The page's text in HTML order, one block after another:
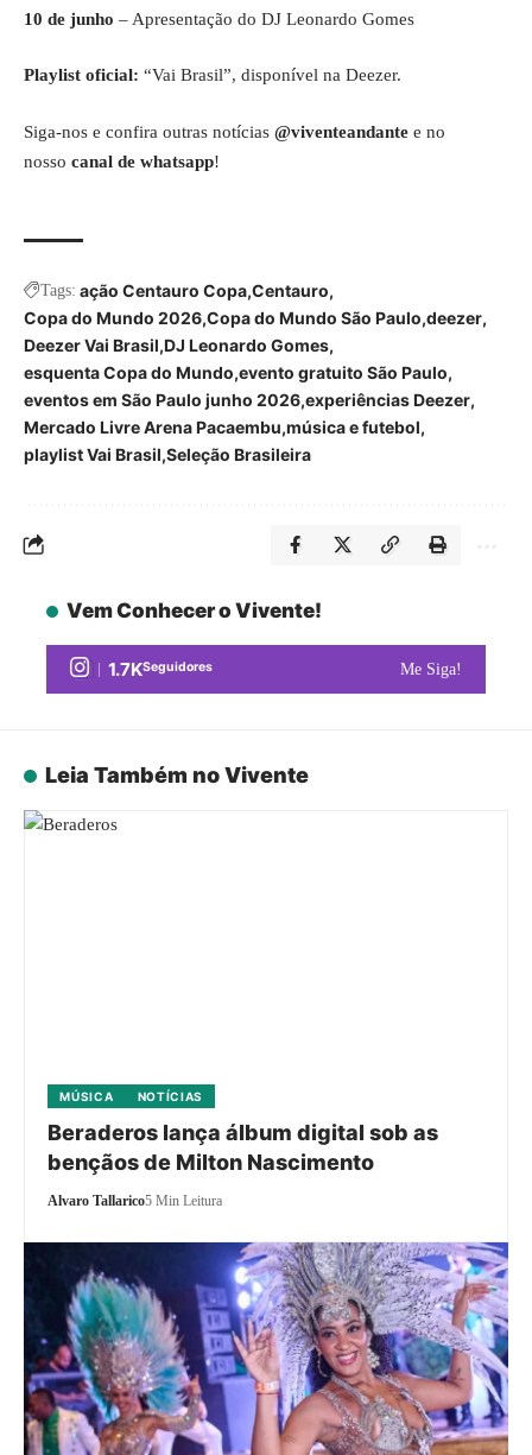
10 de junho – Apresentação do DJ Leonardo Gomes
Playlist oficial: “Vai Brasil”, disponível na Deezer.
Siga-nos e confira outras notícias @viventeandante e no
nosso canal de whatsapp!
Tags: ação Centauro Copa Centauro
Copa do Mundo 2026 Copa do Mundo São Paulo deezer
Deezer Vai Brasil DJ Leonardo Gomes
esquenta Copa do Mundo evento gratuito São Paulo
eventos em São Paulo junho 2026 experiências Deezer
Mercado Livre Arena Pacaembu música e futebol
playlist Vai Brasil Seleção Brasileira
Vem Conhecer o Vivente!
1.7KSeguidores Me Siga!
Leia Também no Vivente
MÚSICA NOTÍCIAS
Beraderos lança álbum digital sob as
bençãos de Milton Nascimento
Alvaro Tallarico5 Min Leitura